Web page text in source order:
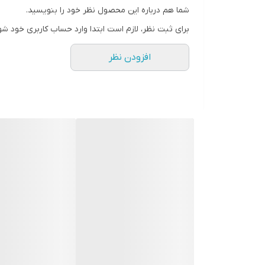
شما هم درباره این محصول نظر خود را بنویسید.
برای ثبت نظر، لازم است ابتدا وارد حساب کاربری خود
افزودن نظر